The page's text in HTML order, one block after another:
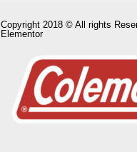
Copyright 2018 © All rights
Elementor